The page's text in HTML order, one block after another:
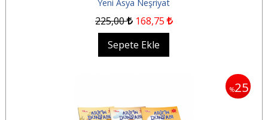
Yeni Asya Neşriyat
225,00 168,75
Sepete Ekle
%25